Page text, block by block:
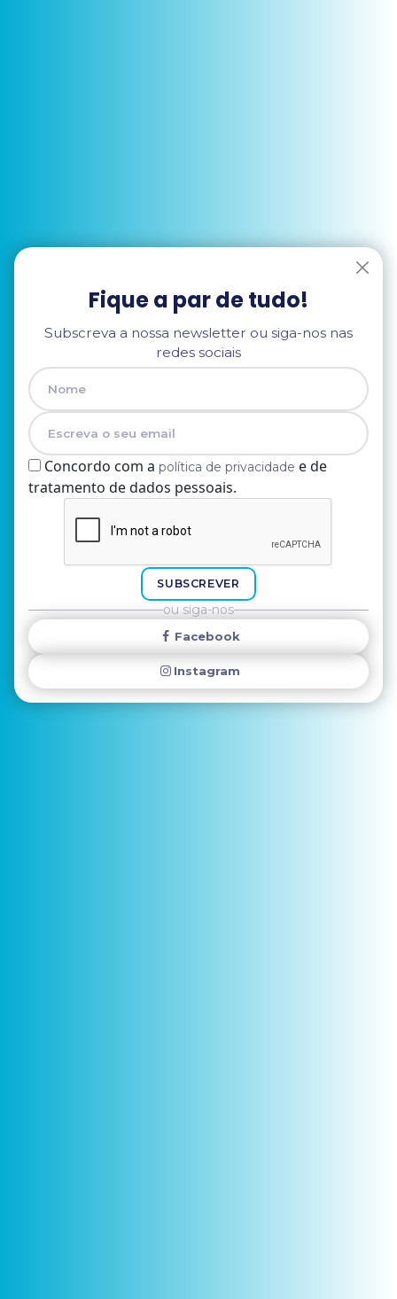
Fique a par de tudo!
Subscreva a nossa newsletter ou siga-nos nas
redes sociais
Nome
E-mail
Concordo com a política de privacidade e de
tratamento de dados pessoais.
SUBSCREVER
ou siga-nos
Facebook
Instagram